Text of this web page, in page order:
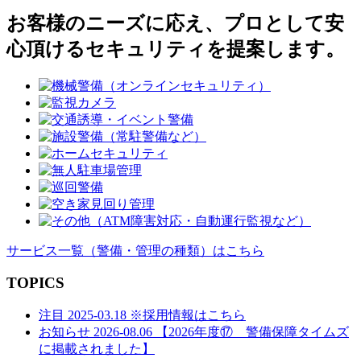
ビ
ゲ
ー
お客様のニーズに応え、プロとして安
心頂けるセキュリティを提案します。
サービス一覧 （警備・管理の種類） はこちら
TOPICS
注目 2025-03.18 ※採用情報はこちら
お知らせ 2026-08.06
【2026年度⑰ 警備保障タイムズ
に掲載されました】